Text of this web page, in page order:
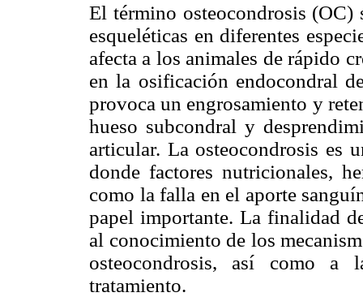
El término osteocondrosis (OC)
esqueléticas en diferentes
afecta a los animales de rápido
en la osificación endocondral
provoca un engrosamiento y
hueso subcondral y
articular. La osteocondrosis es
donde factores nutricionales,
como la falla en el aporte
papel importante. La finalidad
al conocimiento de los
osteocondrosis, así como a
tratamiento.